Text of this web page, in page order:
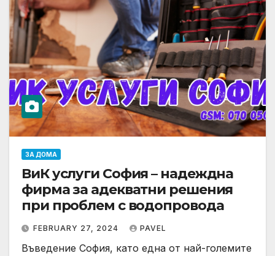
ЗА ДОМА
ВиК услуги София – надеждна
фирма за адекватни решения
при проблем с водопровода
FEBRUARY 27, 2024 PAVEL
Въведение София, като една от най-големите